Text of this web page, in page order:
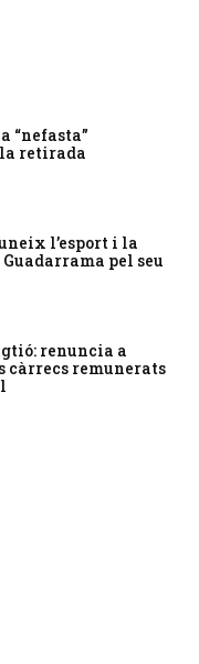
“nefasta”
retirada
l’esport i la
pel seu
renuncia a
càrrecs remunerats